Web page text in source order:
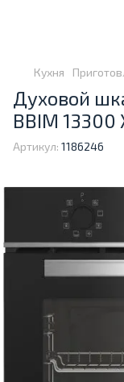
Кухня
Духовой
BBIM 13300
Артикул: 1186246